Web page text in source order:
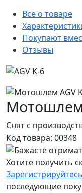
Все о товаре
Покупают
Отзывы
Мотошлем
Снят с
Код товара: 00348
Хотите получить
Зарегистрируйтесь
последующие